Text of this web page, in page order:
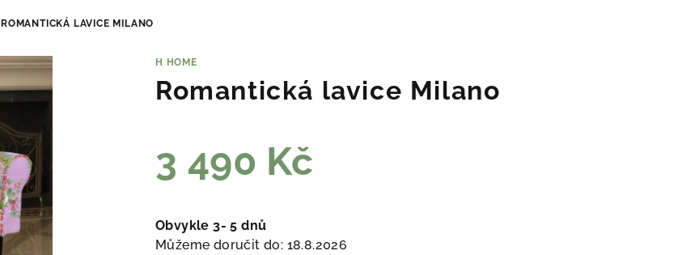
ROMANTICKÁ LAVICE MILANO
H HOME
Romantická lavice Milano
3 490 Kč
cena:
Obvykle 3- 5 dnů
Můžeme doručit do: 18.8.2026